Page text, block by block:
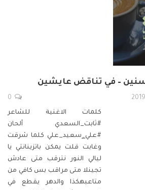
– في تناقض عايشين
كلمات الاغنية للشاعر
#ثابت_السعدي ألحان
#علي_ٍسعيد_علي كلما شرقت
وغابت قلت يمكن باتزينانتي يا
ليالي النور نترقب متى عادش
تجينلا متى مراقب بس كافي من
متاعبهكذا والدهر يقطع في